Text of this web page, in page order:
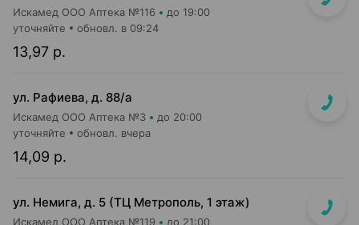
Искамед ООО Аптека №116 до 19:00
13,97 р.
уточняйте обновл. в 09:24
ул. Рафиева, д. 88/а
Искамед ООО Аптека №3 до 20:00
14,09 р.
уточняйте обновл. вчера
ул. Немига, д. 5 (ТЦ Метрополь, 1 этаж)
Искамед ООО Аптека №119 до 21:00